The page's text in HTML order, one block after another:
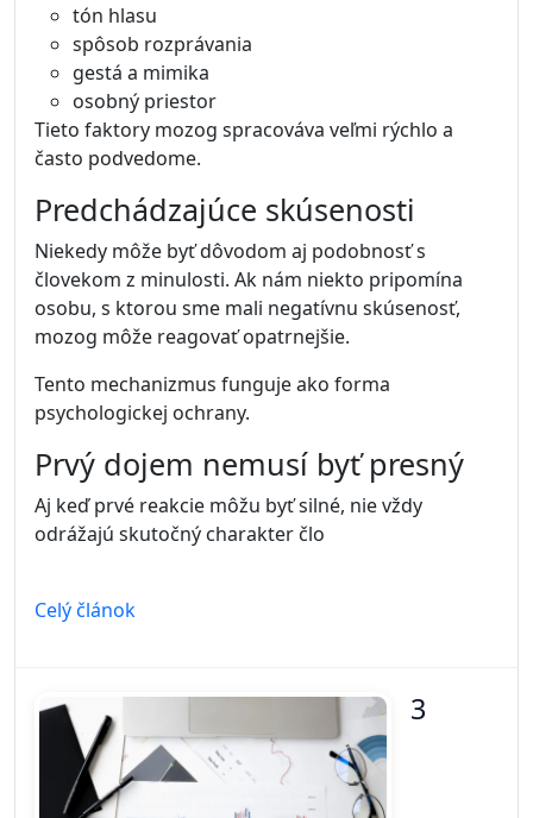
tón hlasu
spôsob rozprávania
gestá a mimika
osobný priestor
Tieto faktory mozog spracováva veľmi rýchlo a
často podvedome.
Predchádzajúce skúsenosti
Niekedy môže byť dôvodom aj podobnosť s
človekom z minulosti. Ak nám niekto pripomína
osobu, s ktorou sme mali negatívnu skúsenosť,
mozog môže reagovať opatrnejšie.
Tento mechanizmus funguje ako forma
psychologickej ochrany.
Prvý dojem nemusí byť presný
Aj keď prvé reakcie môžu byť silné, nie vždy
odrážajú skutočný charakter člo
Celý článok
3